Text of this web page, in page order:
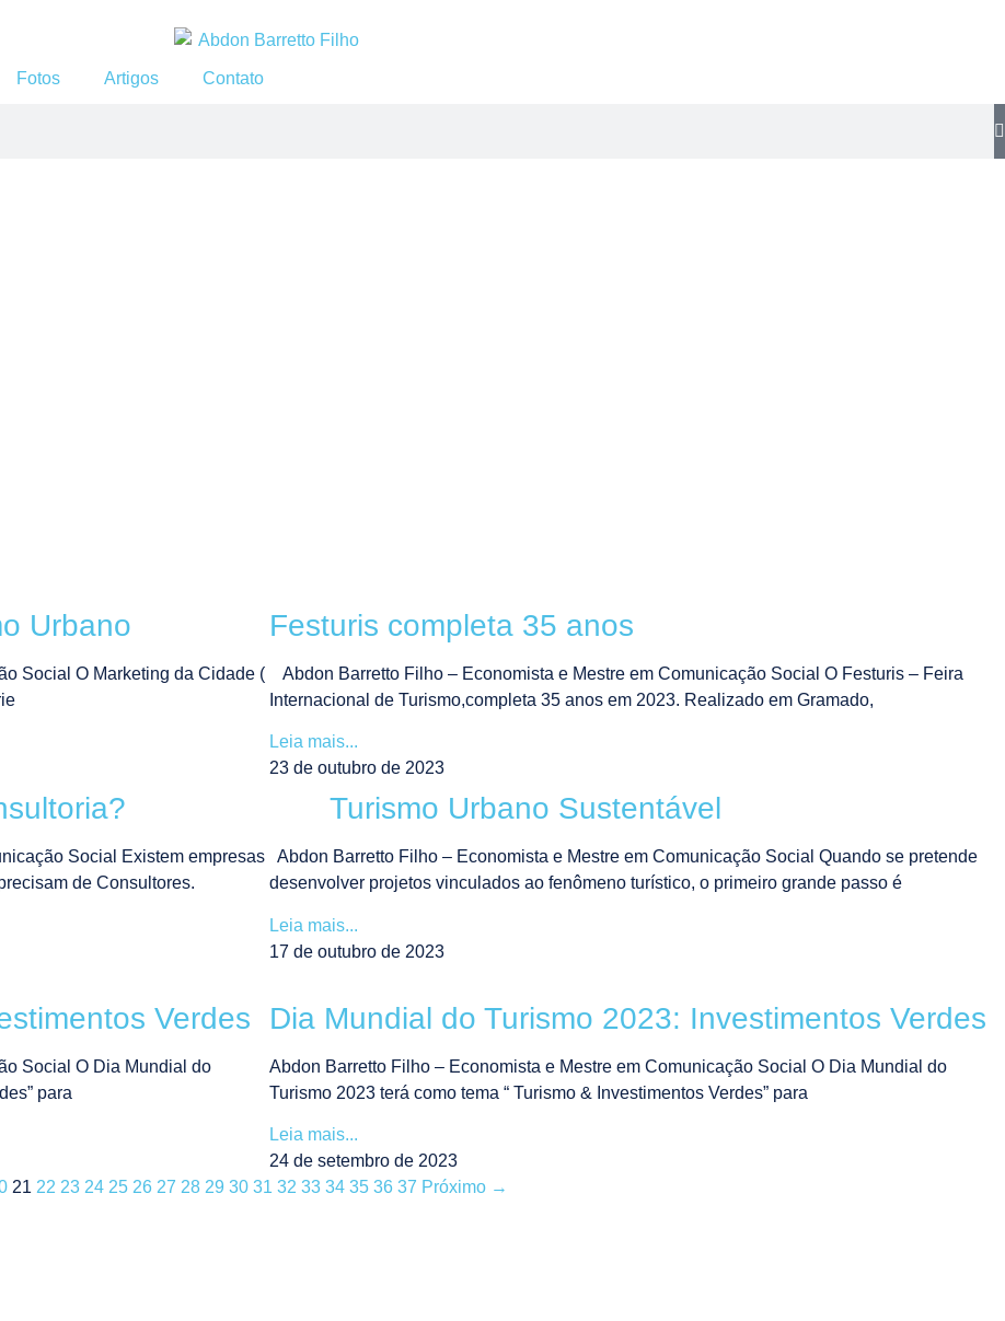
Fotos Artigos Contato
Urbano
Social O Marketing da Cidade (
Festuris completa 35 anos
Abdon Barretto Filho – Economista e Mestre em Comunicação Social O Festuris – Feira
Internacional de Turismo,completa 35 anos em 2023. Realizado em Gramado,
Leia mais...
23 de outubro de 2023
Social Existem empresas
de Consultores.
Turismo Urbano Sustentável
Abdon Barretto Filho – Economista e Mestre em Comunicação Social Quando se pretende
desenvolver projetos vinculados ao fenômeno turístico, o primeiro grande passo é
Leia mais...
17 de outubro de 2023
Verdes
Social O Dia Mundial do
para
Dia Mundial do Turismo 2023: Investimentos Verdes
Abdon Barretto Filho – Economista e Mestre em Comunicação Social O Dia Mundial do
Turismo 2023 terá como tema “ Turismo & Investimentos Verdes” para
Leia mais...
24 de setembro de 2023
21 22 23 24 25 26 27 28 29 30 31 32 33 34 35 36 37 Próximo →